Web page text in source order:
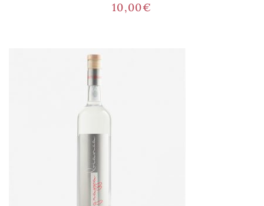
10,00€